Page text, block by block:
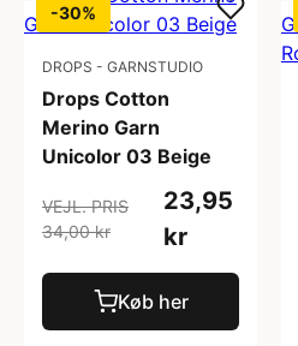
-30%
DROPS - GARNSTUDIO
Drops Cotton
Merino Garn
Unicolor 03 Beige
VEJL. PRIS
34,00 kr
23,95
kr
Køb her